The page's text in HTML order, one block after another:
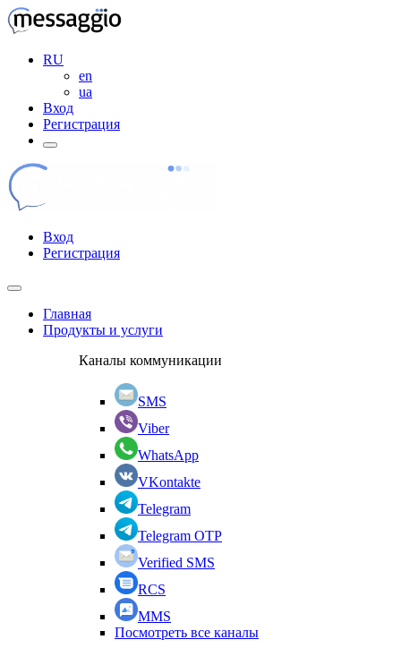
RU
en
ua
Вход
Регистрация
Вход
Регистрация
Главная
Продукты и услуги
Каналы коммуникации
SMS
Viber
WhatsApp
VKontakte
Telegram
Telegram OTP
Verified SMS
RCS
MMS
Посмотреть все каналы